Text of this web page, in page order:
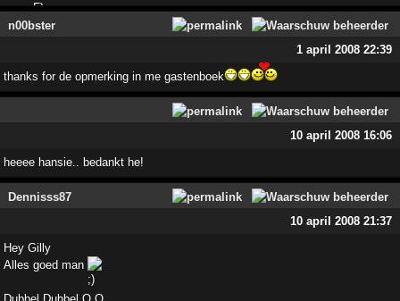
n00bster
1 april 2008 22:39
thanks for de opmerking in me gastenboek
10 april 2008 16:06
heeee hansie.. bedankt he!
Dennisss87
10 april 2008 21:37
Hey Gilly
Alles goed man